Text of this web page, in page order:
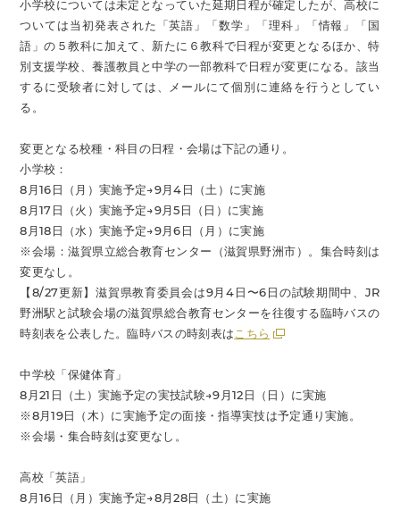
小学校については未定となっていた延期日程が確定したが、高校に
ついては当初発表された「英語」「数学」「理科」「情報」「国
語」の５教科に加えて、新たに６教科で日程が変更となるほか、特
別支援学校、養護教員と中学の一部教科で日程が変更になる。該当
するに受験者に対しては、メールにて個別に連絡を行うとしてい
る。
変更となる校種・科目の日程・会場は下記の通り。
小学校：
8月16日（月）実施予定→9月4日（土）に実施
8月17日（火）実施予定→9月5日（日）に実施
8月18日（水）実施予定→9月6日（月）に実施
※会場：滋賀県立総合教育センター（滋賀県野洲市）。集合時刻は
変更なし。
【8/27更新】滋賀県教育委員会は9月4日〜6日の試験期間中、JR
野洲駅と試験会場の滋賀県総合教育センターを往復する臨時バスの
時刻表を公表した。臨時バスの時刻表は こちら
中学校「保健体育」
8月21日（土）実施予定の実技試験→9月12日（日）に実施
※8月19日（木）に実施予定の面接・指導実技は予定通り実施。
※会場・集合時刻は変更なし。
高校「英語」
8月16日（月）実施予定→8月28日（土）に実施